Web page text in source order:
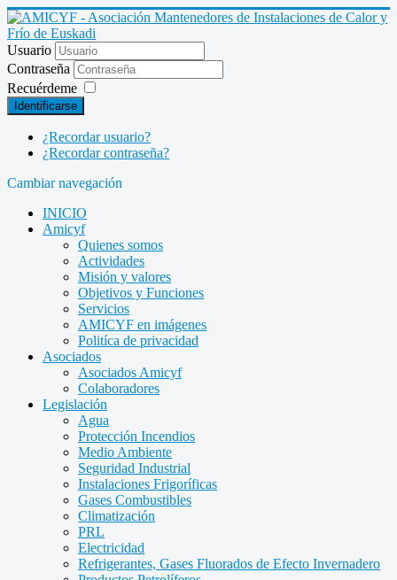
Usuario
Contraseña
Recuérdeme
Identificarse
¿Recordar usuario?
¿Recordar contraseña?
Cambiar navegación
INICIO
Amicyf
Quienes somos
Actividades
Misión y valores
Objetivos y Funciones
Servicios
AMICYF en imágenes
Politíca de privacidad
Asociados
Asociados Amicyf
Colaboradores
Legislación
Agua
Protección Incendios
Medio Ambiente
Seguridad Industrial
Instalaciones Frigoríficas
Gases Combustibles
Climatización
PRL
Electricidad
Refrigerantes, Gases Fluorados de Efecto Invernadero